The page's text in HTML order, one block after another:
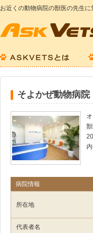
お近くの動物病院の獣医の先生
そよかぜ動物病院
病院情報
所在地
代表者名